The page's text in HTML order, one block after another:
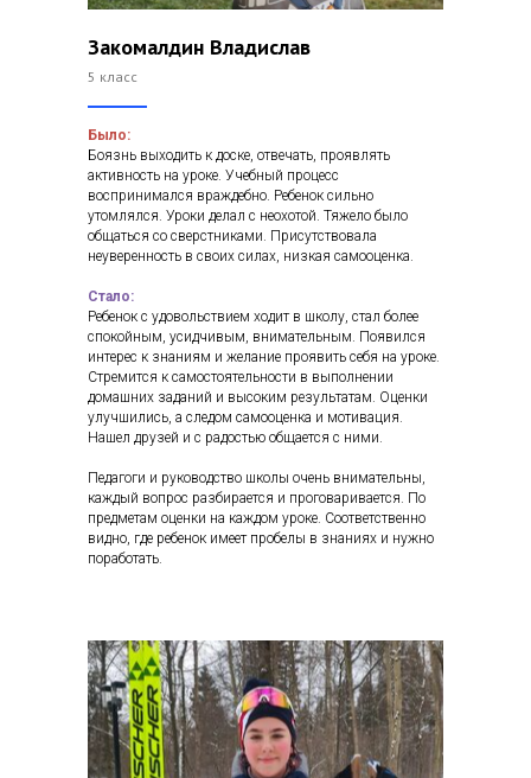
Закомалдин Владислав
5 класс
Было:
Боязнь выходить к доске, отвечать, проявлять
активность на уроке. Учебный процесс
воспринимался враждебно. Ребенок сильно
утомлялся. Уроки делал с неохотой. Тяжело было
общаться со сверстниками. Присутствовала
неуверенность в своих силах, низкая самооценка.
Стало:
Ребенок с удовольствием ходит в школу, стал более
спокойным, усидчивым, внимательным. Появился
интерес к знаниям и желание проявить себя на уроке.
Стремится к самостоятельности в выполнении
домашних заданий и высоким результатам. Оценки
улучшились, а следом самооценка и мотивация.
Нашел друзей и с радостью общается с ними.
Педагоги и руководство школы очень внимательны,
каждый вопрос разбирается и проговаривается. По
предметам оценки на каждом уроке. Соответственно
видно, где ребенок имеет пробелы в знаниях и нужно
поработать.